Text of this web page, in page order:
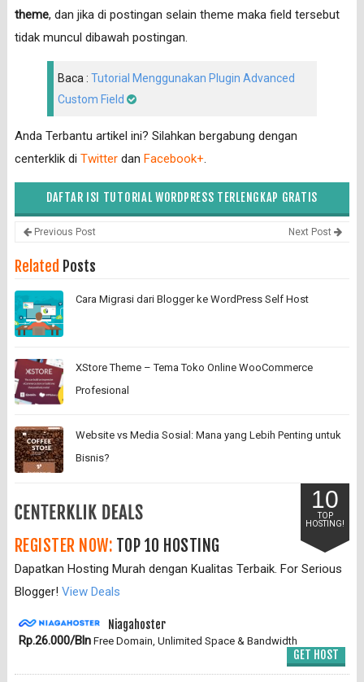
theme, dan jika di postingan selain theme maka field tersebut
tidak muncul dibawah postingan.
Baca : Tutorial Menggunakan Plugin Advanced
Custom Field
Anda Terbantu artikel ini? Silahkan bergabung dengan
centerklik di Twitterdan Facebook+.
DAFTAR ISI TUTORIAL WORDPRESS TERLENGKAP GRATIS
Previous Post Next Post
Related Posts
Cara Migrasi dari Blogger ke WordPress Self Host
XStore Theme – Tema Toko Online WooCommerce
Profesional
Website vs Media Sosial: Mana yang Lebih Penting untuk
Bisnis?
10
TOP
HOSTING!
REGISTER NOW: TOP 10 HOSTING
Dapatkan Hosting Murah dengan Kualitas Terbaik. For Serious
Blogger! View Deals
Niagahoster
Rp.26.000/BlnFree Domain, Unlimited Space & Bandwidth
GET HOST